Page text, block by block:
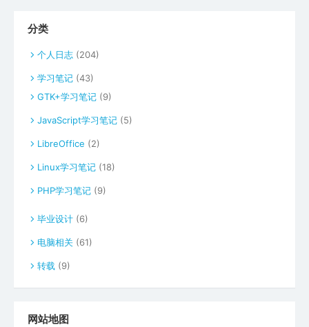
分类
个人日志 (204)
学习笔记 (43)
GTK+学习笔记 (9)
JavaScript学习笔记 (5)
LibreOffice (2)
Linux学习笔记 (18)
PHP学习笔记 (9)
毕业设计 (6)
电脑相关 (61)
转载 (9)
网站地图